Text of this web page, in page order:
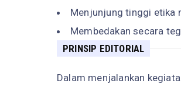
Menjunjung tinggi etika
Membedakan secara
PRINSIP EDITORIAL
Dalam menjalankan